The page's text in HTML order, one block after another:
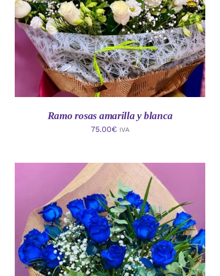
DETALLES
Ramo rosas amarilla y blanca
75.00€ IVA
AÑADIR AL CARRITO
/
DETALLES